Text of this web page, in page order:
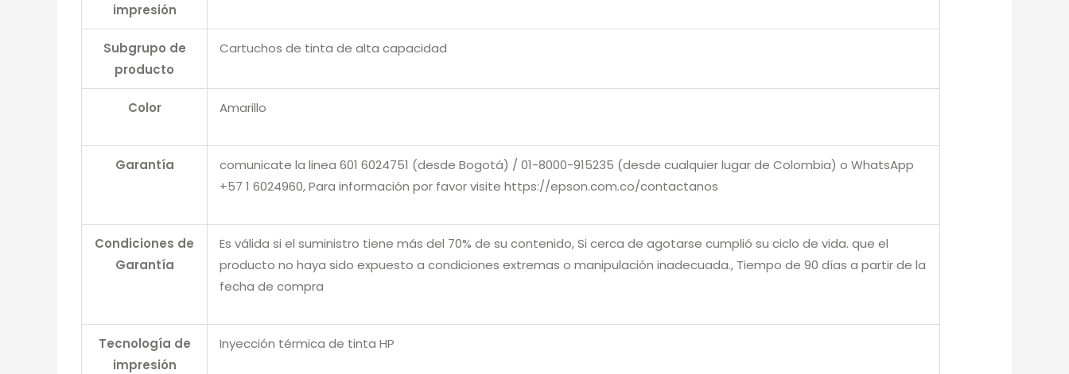
impresión
Subgrupo de
producto
Cartuchos de tinta de alta capacidad
Color Amarillo
Garantía
comunicate la linea 601 6024751 (desde Bogotá) / 01-8000-915235 (desde cualquier lugar de Colombia) o WhatsApp
+57 1 6024960, Para información por favor visite https://epson.com.co/contactanos
Condiciones de
Garantía
Es válida si el suministro tiene más del 70% de su contenido, Si cerca de agotarse cumplió su ciclo de vida. que el
producto no haya sido expuesto a condiciones extremas o manipulación inadecuada., Tiempo de 90 días a partir de la
fecha de compra
Tecnología de
impresión
Inyección térmica de tinta HP